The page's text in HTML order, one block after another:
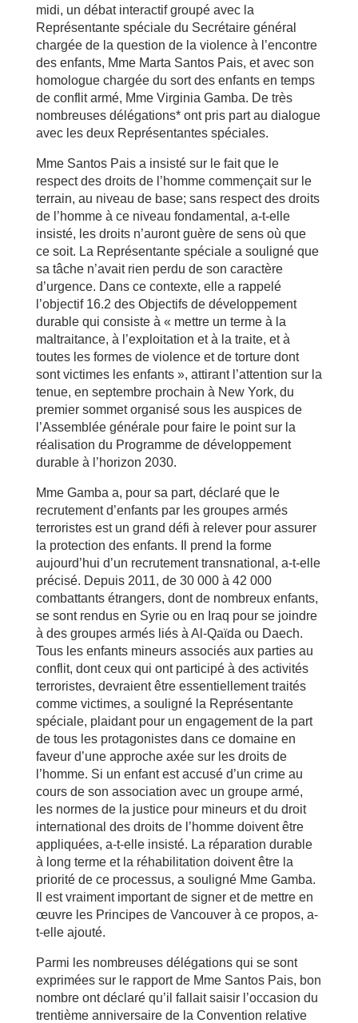
midi, un débat interactif groupé avec la
Représentante spéciale du Secrétaire général
chargée de la question de la violence à l’encontre
des enfants, Mme Marta Santos Pais, et avec son
homologue chargée du sort des enfants en temps
de conflit armé, Mme Virginia Gamba. De très
nombreuses délégations* ont pris part au dialogue
avec les deux Représentantes spéciales.
Mme Santos Pais a insisté sur le fait que le
respect des droits de l’homme commençait sur le
terrain, au niveau de base; sans respect des droits
de l’homme à ce niveau fondamental, a-t-elle
insisté, les droits n’auront guère de sens où que
ce soit. La Représentante spéciale a souligné que
sa tâche n’avait rien perdu de son caractère
d’urgence. Dans ce contexte, elle a rappelé
l’objectif 16.2 des Objectifs de développement
durable qui consiste à « mettre un terme à la
maltraitance, à l’exploitation et à la traite, et à
toutes les formes de violence et de torture dont
sont victimes les enfants », attirant l’attention sur la
tenue, en septembre prochain à New York, du
premier sommet organisé sous les auspices de
l’Assemblée générale pour faire le point sur la
réalisation du Programme de développement
durable à l’horizon 2030.
Mme Gamba a, pour sa part, déclaré que le
recrutement d’enfants par les groupes armés
terroristes est un grand défi à relever pour assurer
la protection des enfants. Il prend la forme
aujourd’hui d’un recrutement transnational, a-t-elle
précisé. Depuis 2011, de 30 000 à 42 000
combattants étrangers, dont de nombreux enfants,
se sont rendus en Syrie ou en Iraq pour se joindre
à des groupes armés liés à Al-Qaïda ou Daech.
Tous les enfants mineurs associés aux parties au
conflit, dont ceux qui ont participé à des activités
terroristes, devraient être essentiellement traités
comme victimes, a souligné la Représentante
spéciale, plaidant pour un engagement de la part
de tous les protagonistes dans ce domaine en
faveur d’une approche axée sur les droits de
l’homme. Si un enfant est accusé d’un crime au
cours de son association avec un groupe armé,
les normes de la justice pour mineurs et du droit
international des droits de l’homme doivent être
appliquées, a-t-elle insisté. La réparation durable
à long terme et la réhabilitation doivent être la
priorité de ce processus, a souligné Mme Gamba.
Il est vraiment important de signer et de mettre en
œuvre les Principes de Vancouver à ce propos, a-
t-elle ajouté.
Parmi les nombreuses délégations qui se sont
exprimées sur le rapport de Mme Santos Pais, bon
nombre ont déclaré qu’il fallait saisir l’occasion du
trentième anniversaire de la Convention relative